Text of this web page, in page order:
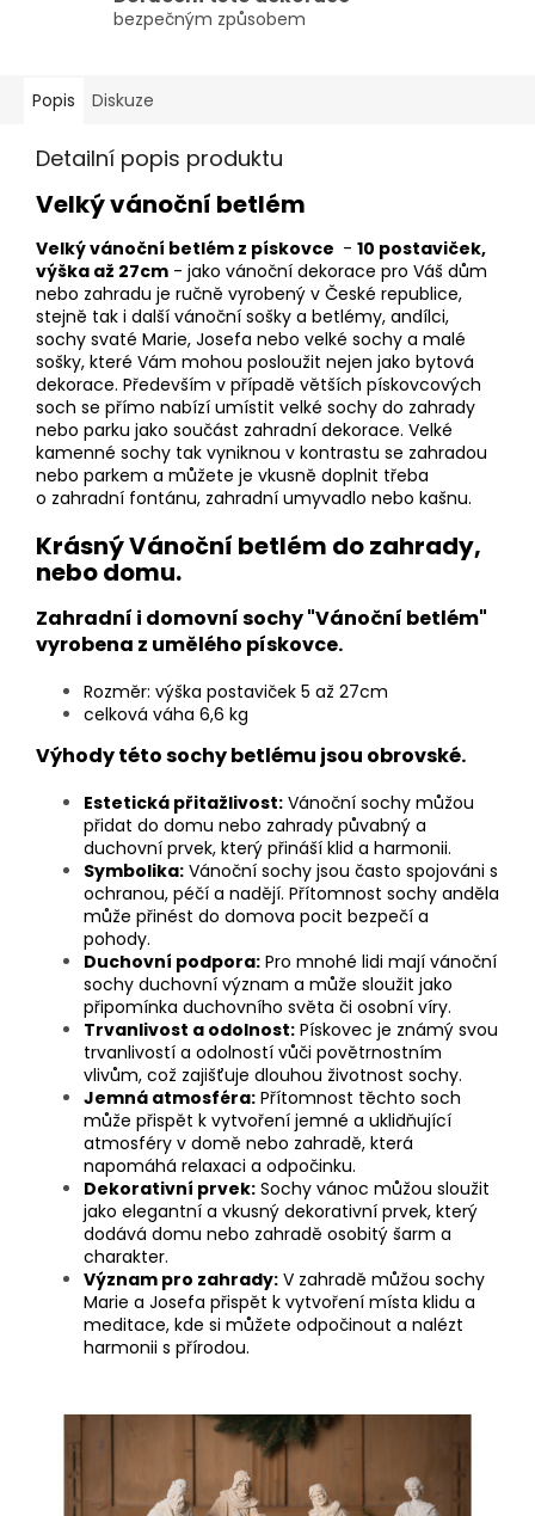
bezpečným způsobem
Popis Diskuze
Detailní popis produktu
Velký vánoční betlém
Velký vánoční betlém z pískovce - 10 postaviček,
výška až 27cm - jako vánoční dekorace pro Váš dům
nebo zahradu je ručně vyrobený v České republice,
stejně tak i další vánoční sošky a betlémy, andílci,
sochy svaté Marie, Josefa nebo velké sochy a malé
sošky, které Vám mohou posloužit nejen jako bytová
dekorace. Především v případě větších pískovcových
soch se přímo nabízí umístit velké sochy do zahrady
nebo parku jako součást zahradní dekorace. Velké
kamenné sochy tak vyniknou v kontrastu se zahradou
nebo parkem a můžete je vkusně doplnit třeba
o zahradní fontánu, zahradní umyvadlo nebo kašnu.
Krásný Vánoční betlém do zahrady,
nebo domu.
Zahradní i domovní sochy "Vánoční betlém"
vyrobena z umělého pískovce.
Rozměr: výška postaviček 5 až 27cm
celková váha 6,6 kg
Výhody této sochy betlému jsou obrovské.
Estetická přitažlivost: Vánoční sochy můžou
přidat do domu nebo zahrady půvabný a
duchovní prvek, který přináší klid a harmonii.
Symbolika: Vánoční sochy jsou často spojováni s
ochranou, péčí a nadějí. Přítomnost sochy anděla
může přinést do domova pocit bezpečí a
pohody.
Duchovní podpora: Pro mnohé lidi mají vánoční
sochy duchovní význam a může sloužit jako
připomínka duchovního světa či osobní víry.
Trvanlivost a odolnost: Pískovec je známý svou
trvanlivostí a odolností vůči povětrnostním
vlivům, což zajišťuje dlouhou životnost sochy.
Jemná atmosféra: Přítomnost těchto soch
může přispět k vytvoření jemné a uklidňující
atmosféry v domě nebo zahradě, která
napomáhá relaxaci a odpočinku.
Dekorativní prvek: Sochy vánoc můžou sloužit
jako elegantní a vkusný dekorativní prvek, který
dodává domu nebo zahradě osobitý šarm a
charakter.
Význam pro zahrady: V zahradě můžou sochy
Marie a Josefa přispět k vytvoření místa klidu a
meditace, kde si můžete odpočinout a nalézt
harmonii s přírodou.